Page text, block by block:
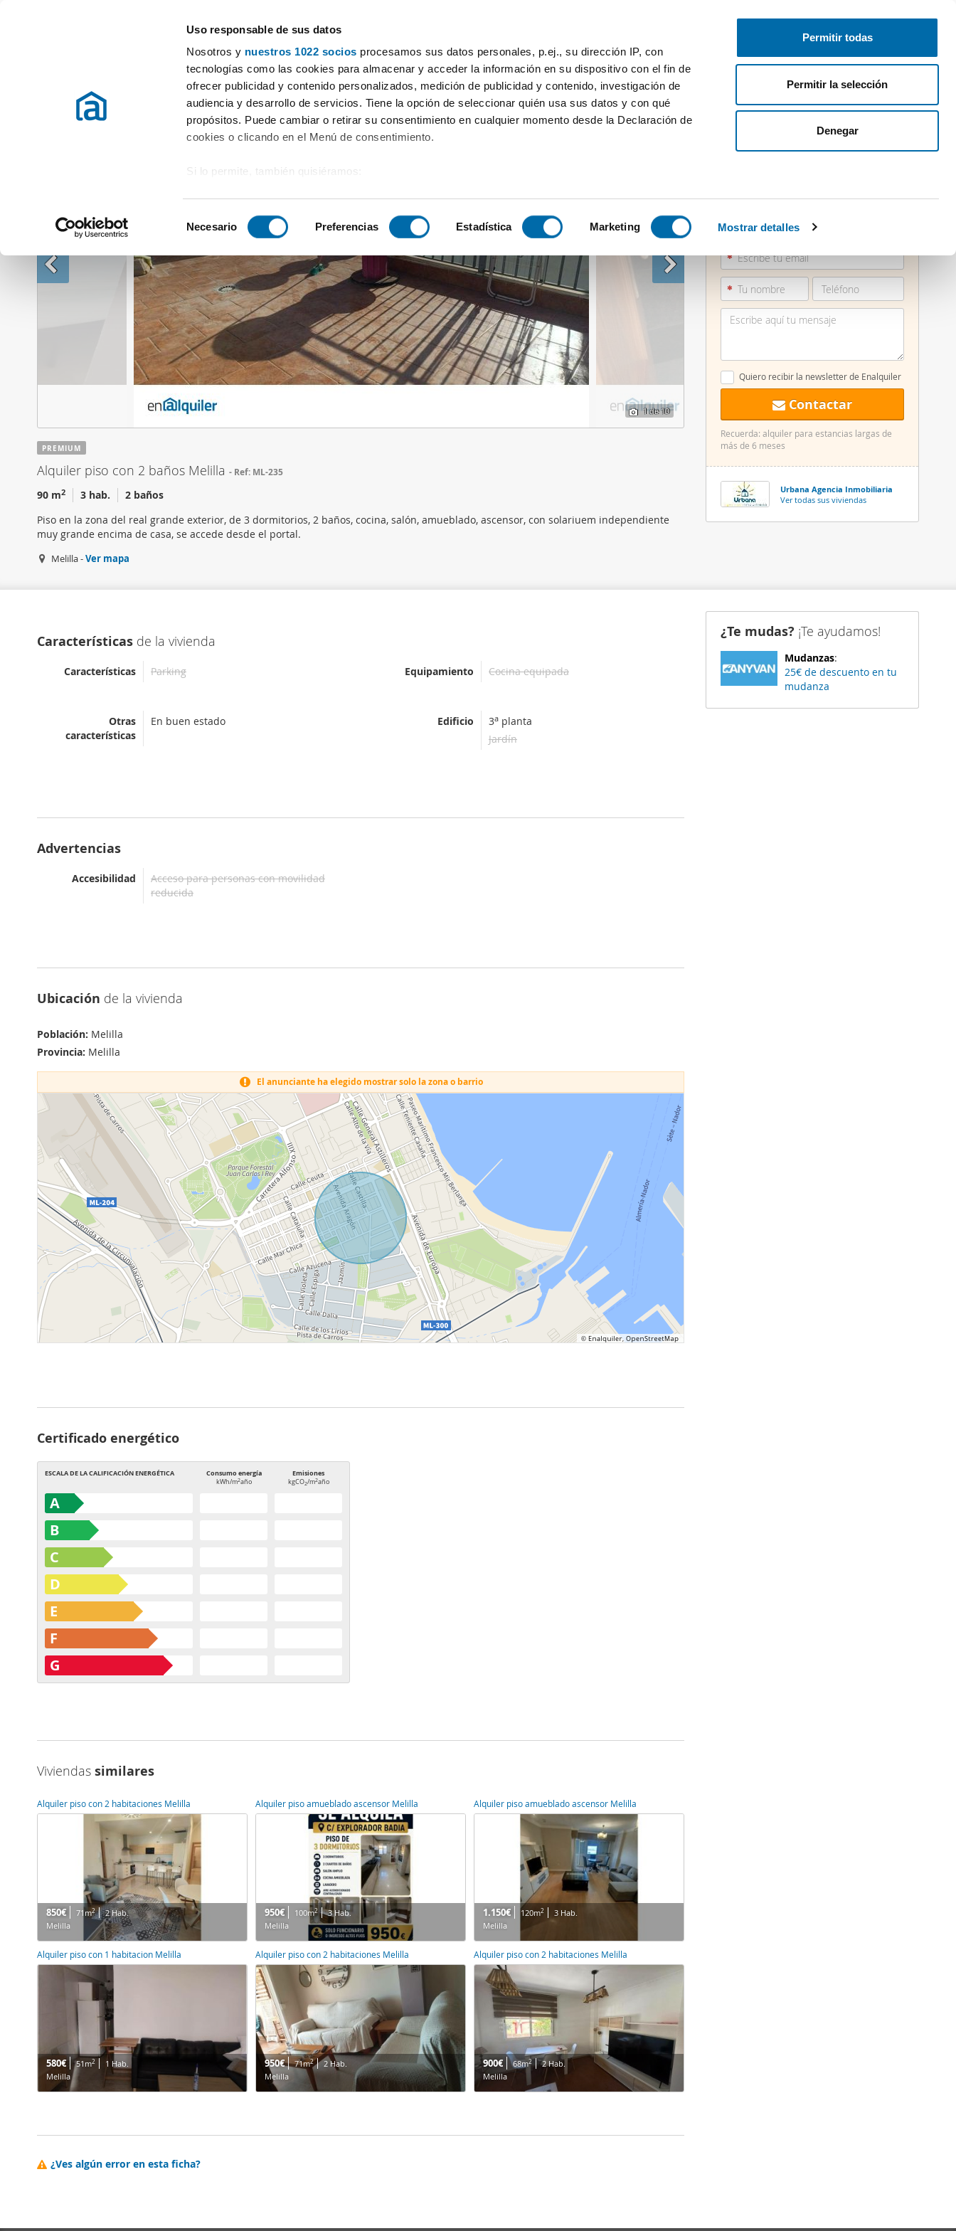
Uso responsable de sus datos
Nosotros y nuestros 1022 socios procesamos sus datos personales, p.ej., su dirección IP, con
tecnologías como las cookies para almacenar y acceder la información en su dispositivo con el fin de
ofrecer publicidad y contenido personalizados, medición de publicidad y contenido, investigación de
audiencia y desarrollo de servicios. Tiene la opción de seleccionar quién usa sus datos y con qué
propósitos. Puede cambiar o retirar su consentimiento en cualquier momento desde la Declaración de
cookies o clicando en el Menú de consentimiento.
Si lo permite, también quisiéramos:
Identificar su dispositivo analizándolo activamente para buscar características específicas (huellas
Obtenga más información sobre cómo se procesan sus datos personales y establezca sus
preferencias en la
sección de datos. Puede cambiar o retirar su consentimiento en cualquier momento
en la Declaración de cookies.
Las cookies de este sitio web se usan para personalizar el contenido y los anuncios, ofrecer funciones
de redes sociales y analizar el tráfico. Además, compartimos información sobre el uso que haga del
sitio web con nuestros partners de redes sociales, publicidad y análisis web, quienes pueden
combinarla con otra información que les haya proporcionado o que hayan recopilado a partir del uso
que haya hecho de sus servicios.
e
e
c
c
ó
n
d
e
c
e
i
m
n
Necesario Preferencias Estadística Marketing Mostrar detalles
Permitir todas
Permitir la selección
Denegar
Publica gratis Inicia sesión
Alquiler Pisos Melilla (capital) Alquiler piso con 2 baños Melilla
1de 10
851 90... Ver teléfono
Quiero recibir la newsletter de Enalquiler
Contactar
Recuerda: alquiler para estancias largas de
más de 6 meses
Urbana Agencia Inmobiliaria
Ver todas sus viviendas
PREMIUM
Alquiler piso con 2 baños Melilla Ref: ML-235
90 m2 3 hab.
2 baños
Piso en la zona del real grande exterior, de 3 dormitorios, 2 baños, cocina, salón, amueblado, ascensor, con solariuem independiente
muy grande encima de casa, se accede desde el portal.
Melilla -Ver mapa
Características de la vivienda
Características Parking Equipamiento Cocina equipada
Otras
características
En buen estado Edificio 3a planta
Jardín
Advertencias
Accesibilidad
Acceso para personas con movilidad
reducida
Ubicación de la vivienda
Población: Melilla
Provincia: Melilla
El anunciante ha elegido mostrar solo la zona o barrio
Certificado energético
ESCALA DE LA CALIFICACIÓN ENERGÉTICA Consumo energía
kWh/m2año
Emisiones
kgCO2/m2año
A
B
C
D
E
F
G
Viviendas similares
Alquiler piso con 2 habitaciones Melilla
850€ 71m2
2 Hab.
Melilla
Alquiler piso amueblado ascensor Melilla
950€ 100m2
3 Hab.
Melilla
Alquiler piso amueblado ascensor Melilla
1.150€ 120m2
3 Hab.
Melilla
Alquiler piso con 1 habitacion Melilla
580€ 51m2
1 Hab.
Melilla
Alquiler piso con 2 habitaciones Melilla
950€ 71m2
2 Hab.
Melilla
Alquiler piso con 2 habitaciones Melilla
900€ 68m2
2 Hab.
Melilla
¿Ves algún error en esta ficha?
¿Te mudas? ¡Te ayudamos!
Mudanzas:
25€ de descuento en tu
mudanza